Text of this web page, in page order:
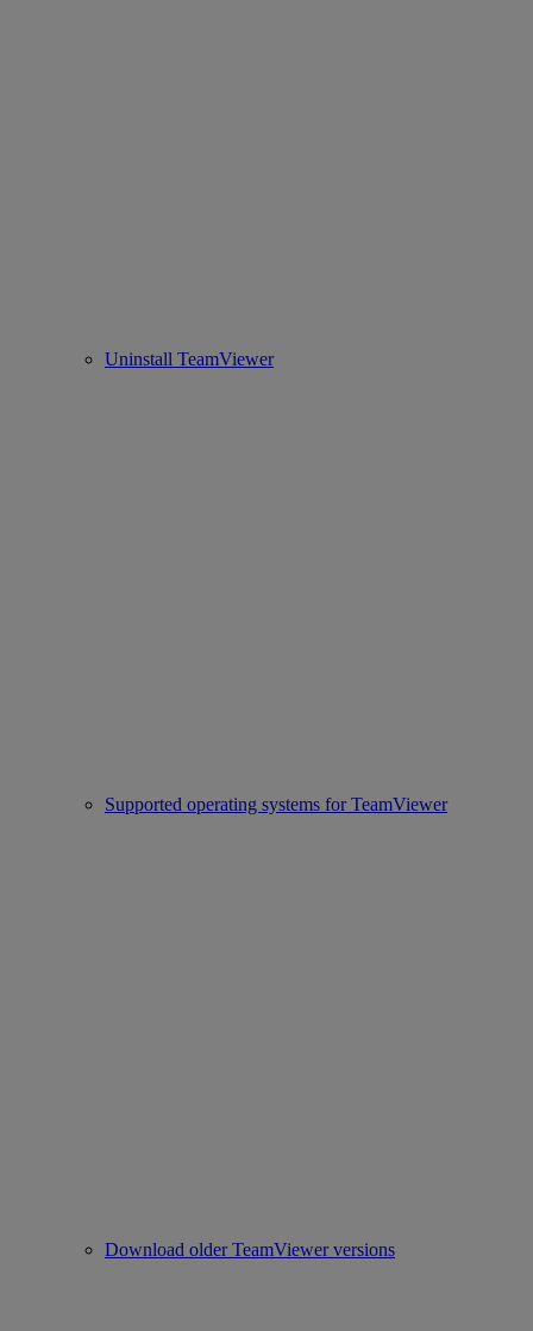
Uninstall TeamViewer
Supported operating systems for TeamViewer
Download older TeamViewer versions